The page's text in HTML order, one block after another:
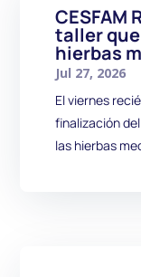
CESFAM
taller
hierbas
Jul 27, 2026
El viernes
finalización
las hierbas